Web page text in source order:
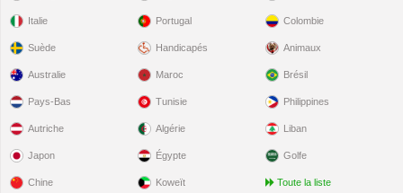
Italie
Suède
Portugal
Handicapés
Colombie
Animaux
Australie
Pays-Bas
Autriche
Japon
Chine
Maroc
Tunisie
Algérie
Égypte
Koweït
Brésil
Philippines
Liban
Golfe
Toute la liste